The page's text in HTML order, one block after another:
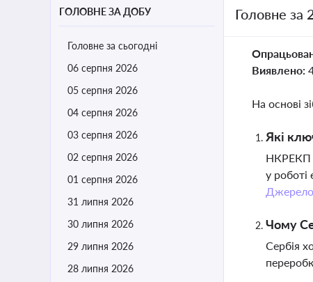
ГОЛОВНЕ ЗА ДОБУ
Головне за сьогодні
06 серпня 2026
05 серпня 2026
04 серпня 2026
03 серпня 2026
02 серпня 2026
01 серпня 2026
31 липня 2026
30 липня 2026
29 липня 2026
28 липня 2026
Головне за
Виявлено:
На основі
Які
НКРЕКП
у роботі
Джерело
Чому
Сербія